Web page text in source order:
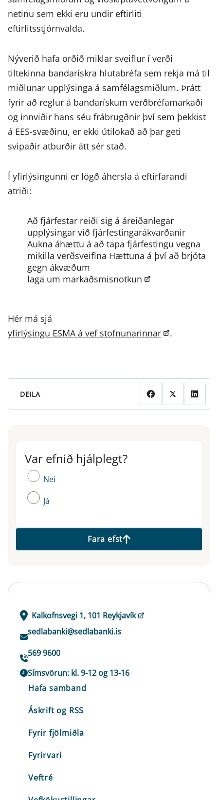
netinu sem ekki eru undir eftirliti
eftirlitsstjórnvalda.
Nýverið hafa orðið miklar sveiflur í verði
tiltekinna bandarískra hlutabréfa sem rekja má til
miðlunar upplýsinga á samfélagsmiðlum. Þrátt
fyrir að reglur á bandarískum verðbréfamarkaði
og innviðir hans séu frábrugðnir því sem þekkist
á EES-svæðinu, er ekki útilokað að þar geti
svipaðir atburðir átt sér stað.
Í yfirlýsingunni er lögð áhersla á eftirfarandi
atriði:
Að fjárfestar reiði sig á áreiðanlegar
upplýsingar við fjárfestingarákvarðanir
Aukna áhættu á að tapa fjárfestingu vegna
mikilla verðsveiflna Hættuna á því að brjóta
gegn ákvæðum
laga um markaðsmisnotkun
Hér má sjá
yfirlýsingu ESMA á vef stofnunarinnar
.
DEILA
Var efnið hjálplegt?
Var efnið hjálplegt?
Nei
Já
Fara efst
Kalkofnsvegi 1, 101 Reykjavík
sedlabanki@sedlabanki.is
569 9600
Símsvörun: kl. 9-12 og 13-16
Hafa samband
Áskrift og RSS
Fyrir fjölmiðla
Fyrirvari
Veftré